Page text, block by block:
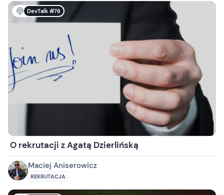
DevTalk #76
O rekrutacji z Agatą Dzierlińską
Maciej Aniserowicz
REKRUTACJA